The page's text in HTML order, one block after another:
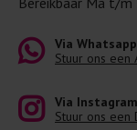
Via Whatsapp
Stuur ons een
Via Instagram
Stuur ons een